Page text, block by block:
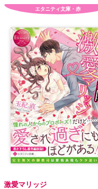
エタニティ文庫・赤
激愛マリッジ